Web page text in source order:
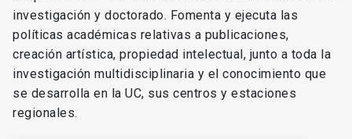
investigación y doctorado. Fomenta y ejecuta las
políticas académicas relativas a publicaciones,
creación artística, propiedad intelectual, junto a toda la
investigación multidisciplinaria y el conocimiento que
se desarrolla en la UC, sus centros y estaciones
regionales.